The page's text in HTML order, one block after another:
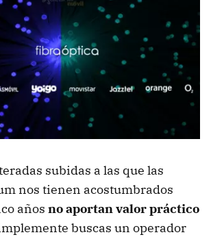
subidas a las que las
nos tienen acostumbrados
años no aportan valor práctico
buscas un operador